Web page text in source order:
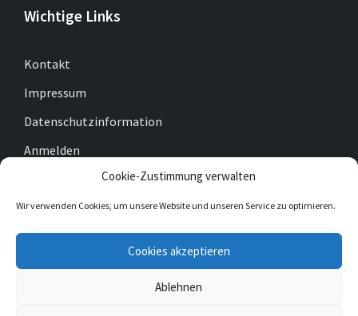
Cookie-Zustimmung verwalten
Wir verwenden Cookies, um unsere Website und unseren Service zu optimieren.
Cookies akzeptieren
Ablehnen
Wichtige Links
Kontakt
Impressum
Datenschutzinformation
Anmelden
Cookie-Richtlinie (EU)
Facebook Twitter